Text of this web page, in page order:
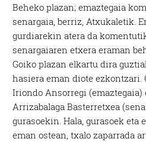
Beheko plazan; emaztegaia
senargaia, berriz, Atxukaletik.
gurdiarekin atera da
senargaiaren etxera eraman
Goiko plazan elkartu dira
hasiera eman diote ezkontzari.
Iriondo Ansorregi (emaztegaia)
Arrizabalaga Basterretxea
gurasoekin. Hala, gurasoek eta
eman ostean, txalo zaparrada